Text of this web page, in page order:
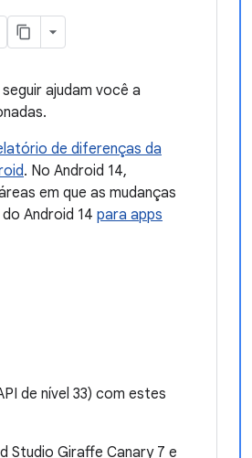
ajudam você a
de diferenças da
. No Android 14,
em que as mudanças
Android 14 para apps
de nível 33) com estes
Studio Giraffe Canary 7 e